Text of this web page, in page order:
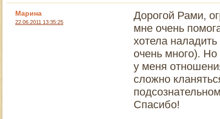
Марина
22.06.2011 13:35:25
Дорогой Рами,
мне очень
хотела
очень много).
у меня
сложно
Спасибо!